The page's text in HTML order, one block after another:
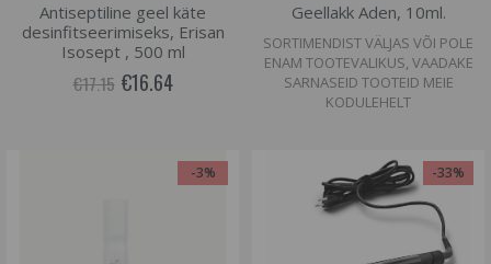
Antiseptiline geel käte
desinfitseerimiseks, Erisan
Isosept , 500 ml
€17.15 €16.64
Geellakk Aden, 10ml.
SORTIMENDIST VÄLJAS VÕI POLE
ENAM TOOTEVALIKUS, VAADAKE
SARNASEID TOOTEID MEIE
KODULEHELT
-3% -33%